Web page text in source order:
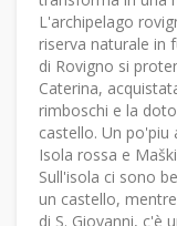
L'archipelago
riserva naturale in
di Rovigno si
Caterina,
rimboschi e la
castello. Un po'piu
Isola rossa e
Sull'isola ci sono
un castello,
di S. Giovanni, c'è